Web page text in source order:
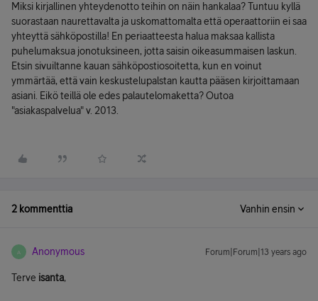
Miksi kirjallinen yhteydenotto teihin on näin hankalaa? Tuntuu kyllä
suorastaan naurettavalta ja uskomattomalta että operaattoriin ei saa
yhteyttä sähköpostilla! En periaatteesta halua maksaa kallista
puhelumaksua jonotuksineen, jotta saisin oikeasummaisen laskun.
Etsin sivuiltanne kauan sähköpostiosoitetta, kun en voinut
ymmärtää, että vain keskustelupalstan kautta pääsen kirjoittamaan
asiani. Eikö teillä ole edes palautelomaketta? Outoa
"asiakaspalvelua" v. 2013.
2 kommenttia Vanhin ensin
A Anonymous Forum|Forum|13 years ago
Terve isanta,